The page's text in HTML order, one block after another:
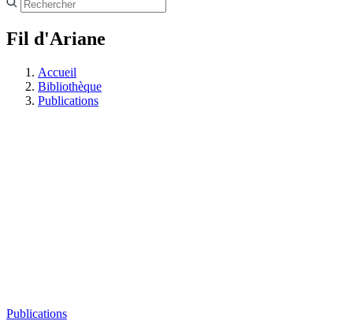
Fil d'Ariane
Accueil
Bibliothèque
Publications
Publications